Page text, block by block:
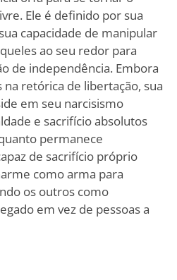
Ele é definido por sua
capacidade de manipular
ao seu redor para
de independência. Embora
na retórica de libertação, sua
em seu narcisismo
e sacrifício absolutos
permanece
de sacrifício próprio
como arma para
os outros como
em vez de pessoas a